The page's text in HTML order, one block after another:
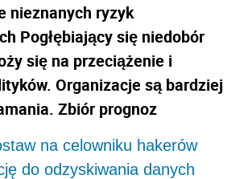
nieznanych ryzyk
Pogłębiający się niedobór
się na przeciążenie i
Organizacje są bardziej
Zbiór prognoz
na celowniku hakerów
do odzyskiwania danych